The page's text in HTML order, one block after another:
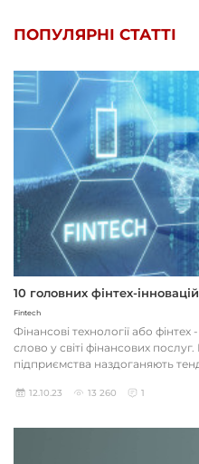
ПОПУЛЯРНІ СТАТТІ
10 головних фінтех-
Fintech
Фінансові технології або
слово у світі фінансових
підприємства наздоганяють
12.10.23 13 260 1